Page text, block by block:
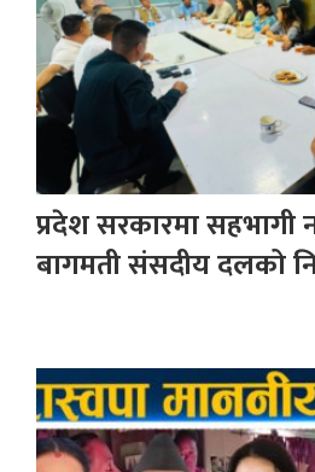
प्रदेश सरकारमा सहभागी
बागमती संसदीय दलको